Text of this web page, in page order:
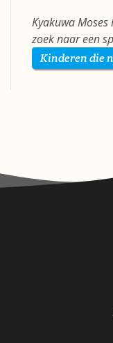
Kyakuwa
zoek naar een
Kinderen die